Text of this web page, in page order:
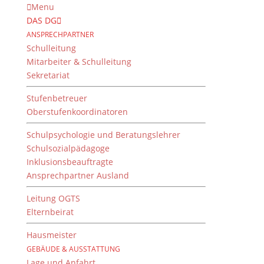
Menu
DAS DG
ANSPRECHPARTNER
Schulleitung
Mitarbeiter & Schulleitung
Sekretariat
Stufenbetreuer
Oberstufenkoordinatoren
Schulpsychologie und Beratungslehrer
Schulsozialpädagoge
Inklusionsbeauftragte
Ansprechpartner Ausland
Leitung OGTS
Elternbeirat
Hausmeister
GEBÄUDE & AUSSTATTUNG
W-Seminar “Wunderwerk
Körper” – spannende
Fakten künstlerisch
umgesetzt
vonMai|18. Dezember 2022